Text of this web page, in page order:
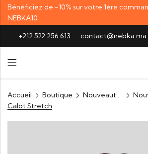
Bénéficiez de -10% sur votre 1ère
NEBKA10
+212 522 256 613
contact@nebka.ma
Accueil Boutique Nouveautés
Calot Stretch